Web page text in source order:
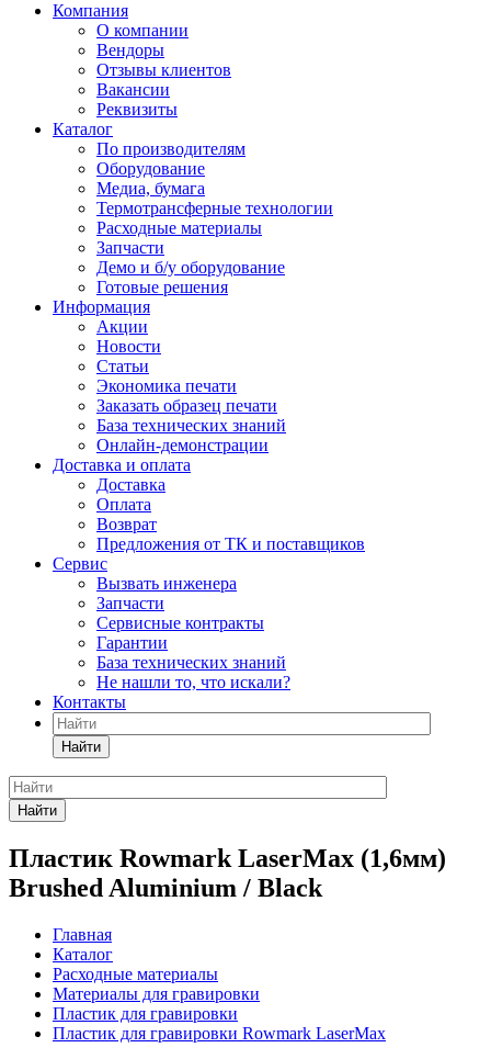
Компания
О компании
Вендоры
Отзывы клиентов
Вакансии
Реквизиты
Каталог
По производителям
Оборудование
Медиа, бумага
Термотрансферные технологии
Расходные материалы
Запчасти
Демо и б/у оборудование
Готовые решения
Информация
Акции
Новости
Статьи
Экономика печати
Заказать образец печати
База технических знаний
Онлайн-демонстрации
Доставка и оплата
Доставка
Оплата
Возврат
Предложения от ТК и поставщиков
Сервис
Вызвать инженера
Запчасти
Сервисные контракты
Гарантии
База технических знаний
Не нашли то, что искали?
Контакты
Найти
Найти
Пластик Rowmark LaserMax (1,6мм)
Brushed Aluminium / Black
Главная
Каталог
Расходные материалы
Материалы для гравировки
Пластик для гравировки
Пластик для гравировки Rowmark LaserMax